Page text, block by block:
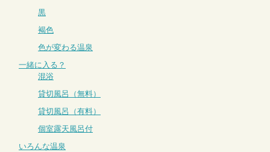
黒
褐色
色が変わる温泉
一緒に入る？
混浴
貸切風呂（無料）
貸切風呂（有料）
個室露天風呂付
いろんな温泉